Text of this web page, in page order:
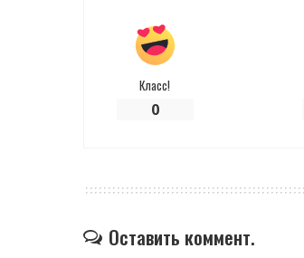
Класс!
0
Оставить коммент.